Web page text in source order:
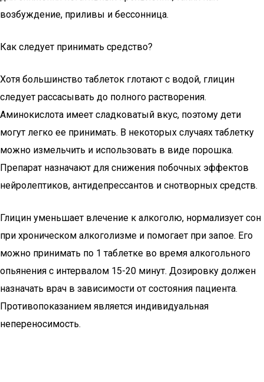
возбуждение, приливы и бессонница.
Как следует принимать средство?
Хотя большинство таблеток глотают с водой, глицин
следует рассасывать до полного растворения.
Аминокислота имеет сладковатый вкус, поэтому дети
могут легко ее принимать. В некоторых случаях таблетку
можно измельчить и использовать в виде порошка.
Препарат назначают для снижения побочных эффектов
нейролептиков, антидепрессантов и снотворных средств.
Глицин уменьшает влечение к алкоголю, нормализует сон
при хроническом алкоголизме и помогает при запое. Его
можно принимать по 1 таблетке во время алкогольного
опьянения с интервалом 15-20 минут. Дозировку должен
назначать врач в зависимости от состояния пациента.
Противопоказанием является индивидуальная
непереносимость.